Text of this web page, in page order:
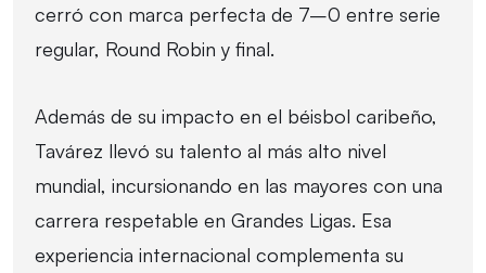
cerró con marca perfecta de 7–0 entre serie
regular, Round Robin y final.
Además de su impacto en el béisbol caribeño,
Tavárez llevó su talento al más alto nivel
mundial, incursionando en las mayores con una
carrera respetable en Grandes Ligas. Esa
experiencia internacional complementa su